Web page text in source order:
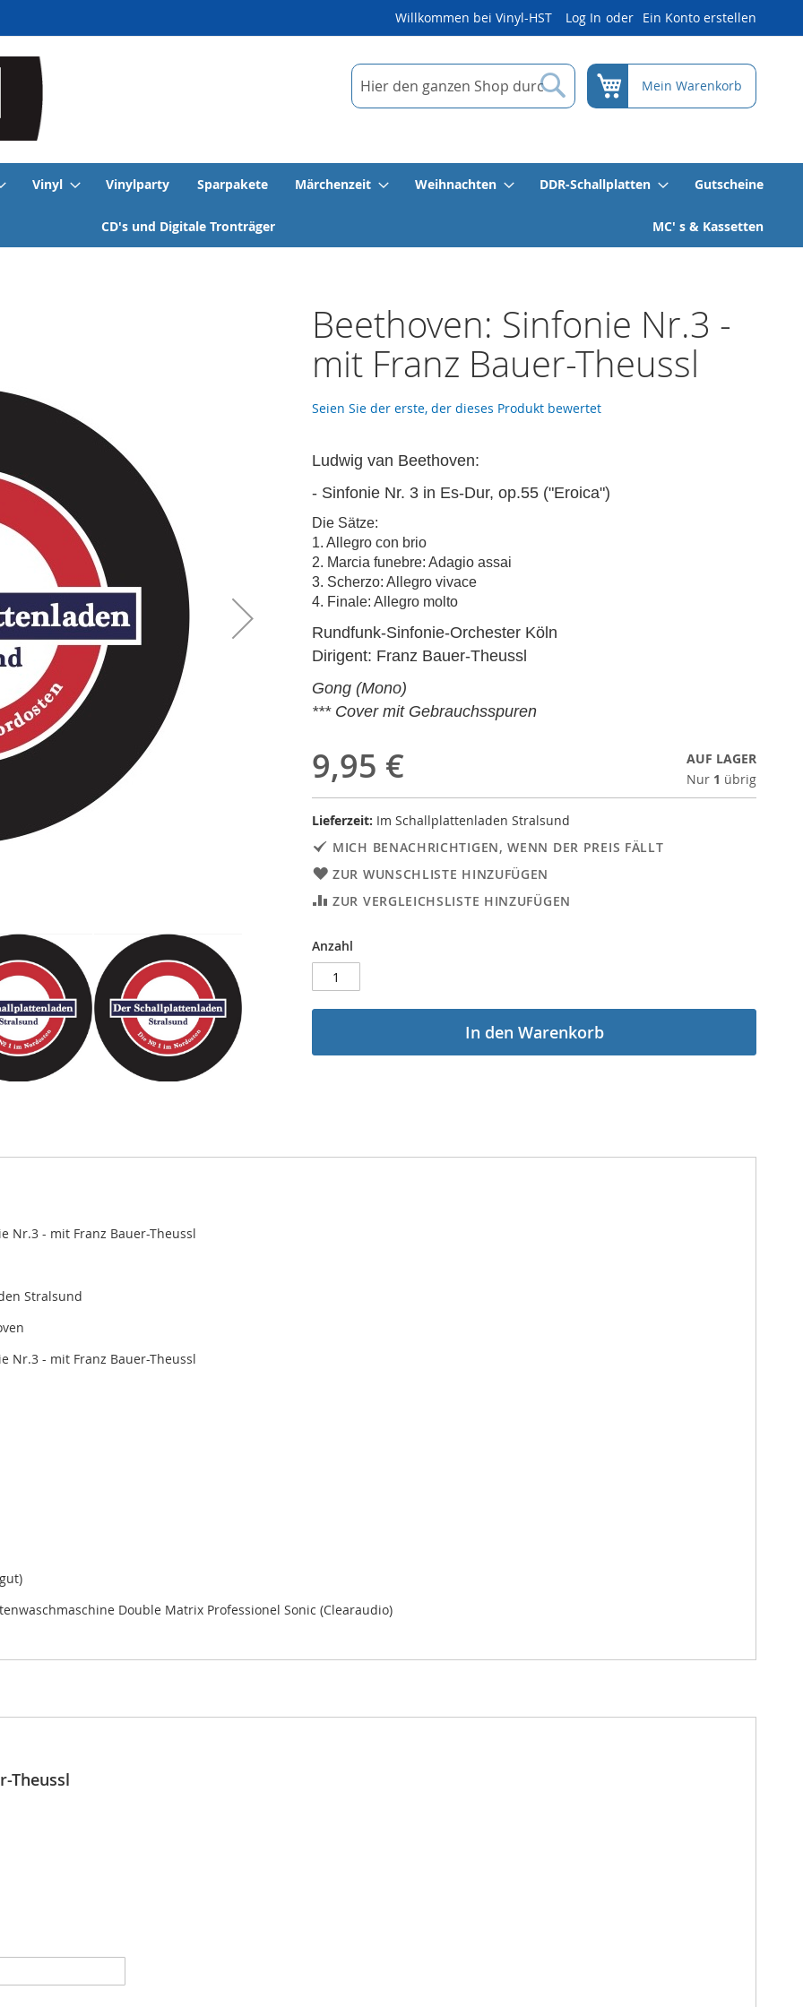
Willkommen bei Vinyl-HST Log In Ein Konto erstellen
Suche
Suche
Mein Warenkorb
Vinyl Vinylparty Sparpakete Märchenzeit Weihnachten DDR-Schallplatten Gutscheine
CD's und Digitale Tronträger MC' s & Kassetten
Beethoven: Sinfonie Nr.3 -
mit Franz Bauer-Theussl
Seien Sie der erste, der dieses Produkt bewertet
Ludwig van Beethoven:
- Sinfonie Nr. 3 in Es-Dur, op.55 ("Eroica")
Die Sätze:
1. Allegro con brio
2. Marcia funebre: Adagio assai
3. Scherzo: Allegro vivace
4. Finale: Allegro molto
Rundfunk-Sinfonie-Orchester Köln
Dirigent: Franz Bauer-Theussl
Gong (Mono)
*** Cover mit Gebrauchsspuren
9,95 €
AUF LAGER
Nur 1 übrig
Lieferzeit: Im Schallplattenladen Stralsund
MICH BENACHRICHTIGEN, WENN DER PREIS FÄLLT
ZUR WUNSCHLISTE HINZUFÜGEN
ZUR VERGLEICHSLISTE HINZUFÜGEN
Anzahl
In den Warenkorb
Nr.3 - mit Franz Bauer-Theussl
Stralsund
Nr.3 - mit Franz Bauer-Theussl
Double Matrix Professionel Sonic (Clearaudio)
Theussl